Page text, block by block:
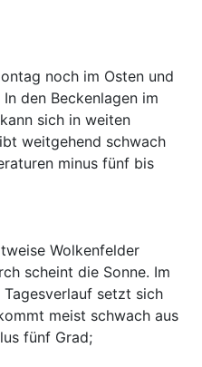
noch im Osten und
den Beckenlagen im
sich in weiten
weitgehend schwach
minus fünf bis
Wolkenfelder
scheint die Sonne. Im
setzt sich
meist schwach aus
fünf Grad;